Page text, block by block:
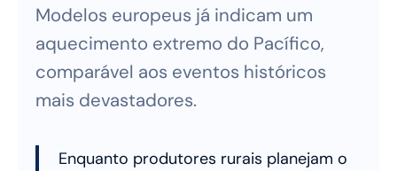
Modelos europeus já indicam um
aquecimento extremo do Pacífico,
comparável aos eventos históricos
mais devastadores.
Enquanto produtores rurais planejam o